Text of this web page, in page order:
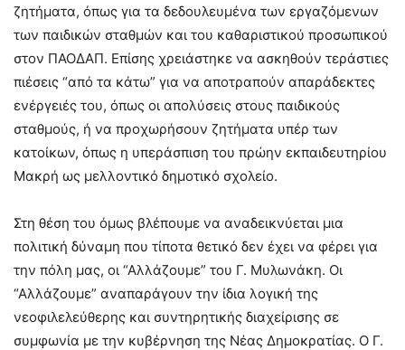
ζητήματα, όπως για τα δεδουλευμένα των εργαζόμενων
των παιδικών σταθμών και του καθαριστικού προσωπικού
στον ΠΑΟΔΑΠ. Επίσης χρειάστηκε να ασκηθούν τεράστιες
πιέσεις “από τα κάτω” για να αποτραπούν απαράδεκτες
ενέργειές του, όπως οι απολύσεις στους παιδικούς
σταθμούς, ή να προχωρήσουν ζητήματα υπέρ των
κατοίκων, όπως η υπεράσπιση του πρώην εκπαιδευτηρίου
Μακρή ως μελλοντικό δημοτικό σχολείο.
Στη θέση του όμως βλέπουμε να αναδεικνύεται μια
πολιτική δύναμη που τίποτα θετικό δεν έχει να φέρει για
την πόλη μας, οι “Αλλάζουμε” του Γ. Μυλωνάκη. Οι
“Αλλάζουμε” αναπαράγουν την ίδια λογική της
νεοφιλελεύθερης και συντηρητικής διαχείρισης σε
συμφωνία με την κυβέρνηση της Νέας Δημοκρατίας. Ο Γ.